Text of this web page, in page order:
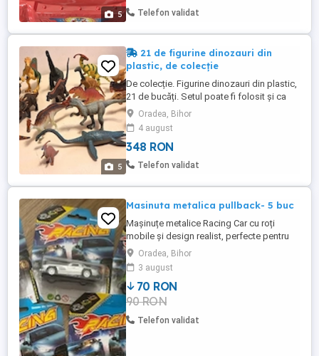
5
- 25 de lei (produs nou sigilat) Set de
Telefon validat
5
21 de figurine dinozauri din
plastic, de colecție
De colecție. Figurine dinozauri din plastic,
21 de bucăți. Setul poate fi folosit și ca
material didactic. Dimensiune: cel mai mic
6 cm, cel mai mare 22 cm. Preț pentru tot
setul: 330 + 18 lei, Negociabil Prețul
include și 18 lei taxa de transport!
Oradea, Bihor
4 august
348 RON
Telefon validat
Masinuta metalica pullback- 5 buc
Mașinuțe metalice Racing Car cu roți
mobile și design realist, perfecte pentru
joacă și colecție. Pretul este pentru 5
bucati.
Oradea, Bihor
3 august
70 RON
90 RON
Telefon validat